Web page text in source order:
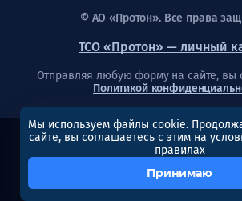
© АО «Протон». Все права
ТСО «Протон» — личный
Отправляя любую форму на сайте, вы
Политикой
Создание сайта
Мы используем файлы cookie.
сайте, вы соглашаетесь с этим на
правилах
Принимаю